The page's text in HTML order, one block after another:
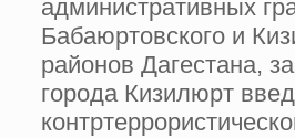
административных
Бабаюртовского и
районов Дагестана,
города Кизилюрт